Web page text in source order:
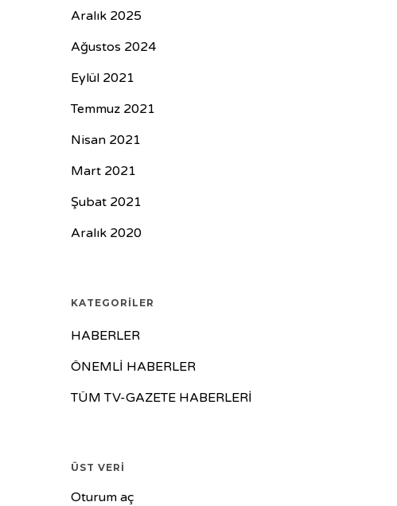
Aralık 2025
Ağustos 2024
Eylül 2021
Temmuz 2021
Nisan 2021
Mart 2021
Şubat 2021
Aralık 2020
KATEGORILER
HABERLER
ÖNEMLİ HABERLER
TÜM TV-GAZETE HABERLERİ
ÜST VERI
Oturum aç